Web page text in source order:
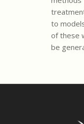
to
of these
be